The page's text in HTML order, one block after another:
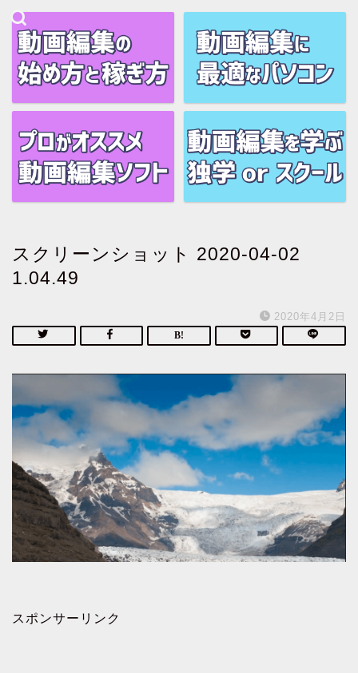
スクリーンショット 2020-04-02
1.04.49
2020年4月2日
スポンサーリンク